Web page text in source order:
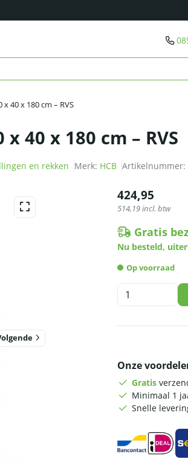
40 x 180 cm – RVS
40 x 180 cm – RVS
en rekken Merk: HCB Artikelnummer:
424,95
514,19incl. btw
Gratis
Nu besteld,
Op voorraad
HCB
Opbergrek
x
40
180
RVS
aantal
Onze
Gratis
Minimaal 1
Snelle